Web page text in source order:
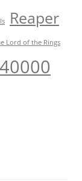
Reaper
Lord of the Rings